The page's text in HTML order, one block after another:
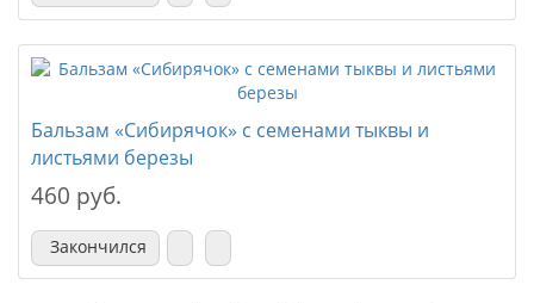
Бальзам «Сибирячок» с семенами тыквы и
листьями березы
460 руб.
Закончился